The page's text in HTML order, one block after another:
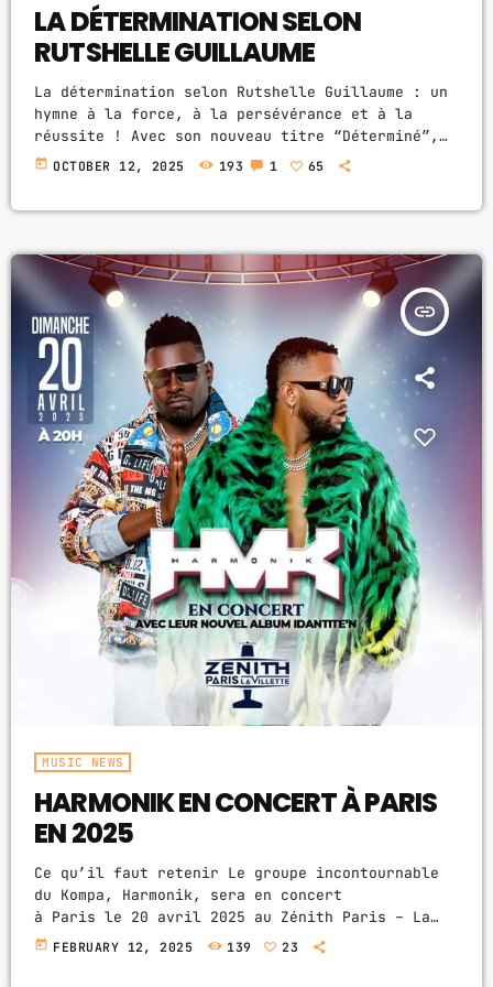
3 GIMS - MONICA
FULL TRACKLIST
LA DÉTERMINATION SELON
RUTSHELLE GUILLAUME
La détermination selon Rutshelle Guillaume : un
hymne à la force, à la persévérance et à la
réussite ! Avec son nouveau titre “Déterminé”,
la diva de la musique haïtienne Rutshelle
chanson profondément motivante, un cri du cœur
pour toutes celles […]
today OCTOBER 12, 2025 193 1 65
insert_link
MUSIC NEWS
HARMONIK EN CONCERT À PARIS
EN 2025
Ce qu’il faut retenir Le groupe incontournable
du Kompa, Harmonik, sera en concert
à Paris le 20 avril 2025 au Zénith Paris – La
Villette. Les fans pourront vivre une soirée
today FEBRUARY 12, 2025 139 23